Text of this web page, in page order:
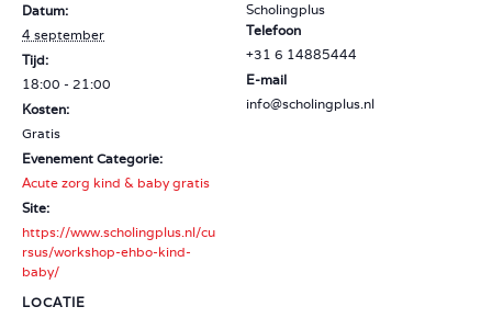
Datum:
4 september
Tijd:
18:00 - 21:00
Kosten:
Gratis
Evenement Categorie:
Acute zorg kind & baby gratis
Site:
https://www.scholingplus.nl/cu
rsus/workshop-ehbo-kind-
baby/
LOCATIE
Scholingplus
Telefoon
+31 6 14885444
E-mail
info@scholingplus.nl